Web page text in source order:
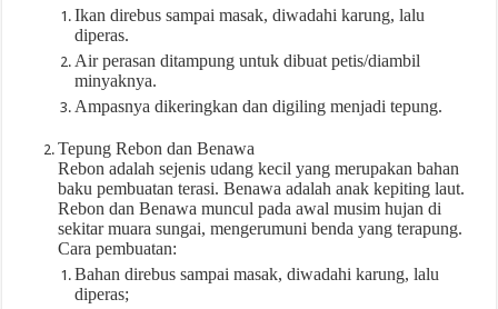
Ikan direbus sampai masak, diwadahi karung, lalu
diperas.
Air perasan ditampung untuk dibuat petis/diambil
minyaknya.
Ampasnya dikeringkan dan digiling menjadi tepung.
Tepung Rebon dan Benawa
Rebon adalah sejenis udang kecil yang merupakan bahan
baku pembuatan terasi. Benawa adalah anak kepiting laut.
Rebon dan Benawa muncul pada awal musim hujan di
sekitar muara sungai, mengerumuni benda yang terapung.
Cara pembuatan:
Bahan direbus sampai masak, diwadahi karung, lalu
diperas;